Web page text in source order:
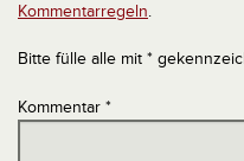
Kommentarregeln.
Bitte fülle alle mit *
Kommentar *